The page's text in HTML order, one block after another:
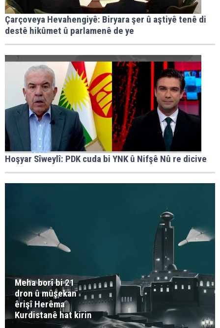
Çarçoveya Hevahengiyê: Biryara şer û aştiyê tenê di
destê hikûmet û parlamenê de ye
Hoşyar Sîweylî: PDK cuda bi YNK û Nifşê Nû re dicive
Meha borî bi 21
dron û mûşekan
êrişî Herêma
Kurdistanê hat kirin